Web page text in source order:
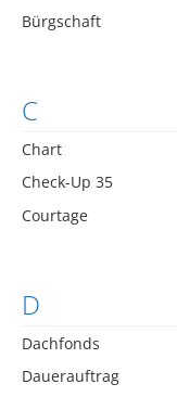
Bürgschaft
C
Chart
Check-Up 35
Courtage
D
Dachfonds
Dauerauftrag